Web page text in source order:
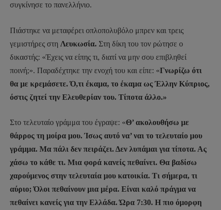
συγκίνησε το πανελλήνιο.
Πιάστηκε να μεταφέρει οπλοπολυβόλο μπρεν και τρεις
γεμιστήρες στη Λευκωσία. Στη δίκη του τον ρώτησε ο
δικαστής: «Έχεις να είπης τι, διατί να μην σου επιβληθεί
ποινή;». Παραδέχτηκε την ενοχή του και είπε: «Γνωρίζω ότι
θα με κρεμάσετε. Ό,τι έκαμα, το έκαμα ως Έλλην Κύπριος,
όστις ζητεί την Ελευθερίαν του. Τίποτα άλλο.»
Στο τελευταίο γράμμα του έγραψε: «Θ’ ακολουθήσω με
θάρρος τη μοίρα μου. Ίσως αυτό να’ ναι το τελευταίο μου
γράμμα. Μα πάλι δεν πειράζει. Δεν λυπάμαι για τίποτα. Ας
χάσω το κάθε τι. Μια φορά κανείς πεθαίνει. Θα βαδίσω
χαρούμενος στην τελευταία μου κατοικία. Τι σήμερα, τι
αύριο; Όλοι πεθαίνουν μια μέρα. Είναι καλό πράγμα να
πεθαίνει κανείς για την Ελλάδα. Ώρα 7:30. Η πιο όμορφη